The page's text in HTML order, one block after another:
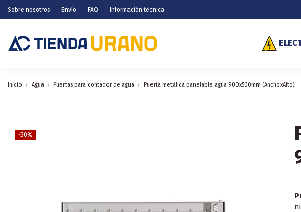
Sobre nosotros Envío FAQ Información técnica
Inicio Agua Puertas para contador de agua Puerta metálica panelable agua 900x500mm (AnchoxAlto)
-30%